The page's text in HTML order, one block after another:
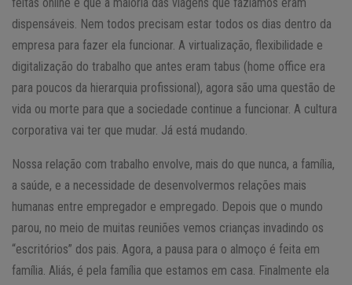
dispensáveis. Nem todos precisam estar todos os dias dentro da
empresa para fazer ela funcionar. A virtualização, flexibilidade e
digitalização do trabalho que antes eram tabus (home office era
para poucos da hierarquia profissional), agora são uma questão de
vida ou morte para que a sociedade continue a funcionar. A cultura
corporativa vai ter que mudar. Já está mudando.
Nossa relação com trabalho envolve, mais do que nunca, a família,
a saúde, e a necessidade de desenvolvermos relações mais
humanas entre empregador e empregado. Depois que o mundo
parou, no meio de muitas reuniões vemos crianças invadindo os
“escritórios” dos pais. Agora, a pausa para o almoço é feita em
família. Aliás, é pela família que estamos em casa. Finalmente ela